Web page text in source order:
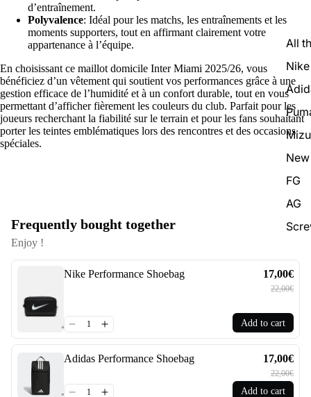
All
Nike
FG
AG
d’entraînement.
Polyvalence: Idéal pour les matchs, les entraînements et les
moments supporters, tout en affirmant clairement votre
appartenance à l’équipe.
En choisissant ce maillot domicile Inter Miami 2025/26, vous
bénéficiez d’un vêtement qui soutient vos performances grâce à une
gestion efficace de l’humidité et à un confort durable, tout en vous
permettant d’afficher fièrement les couleurs du club. Parfait pour les
joueurs recherchant la fiabilité sur le terrain et pour les fans souhaitant
porter les teintes emblématiques lors des rencontres et des occasions
spéciales.
Frequently bought together
Enjoy !
Nike Performance Shoebag 17,00€
22,00€
Add to cart
Adidas Performance Shoebag 17,00€
22,00€
Add to cart